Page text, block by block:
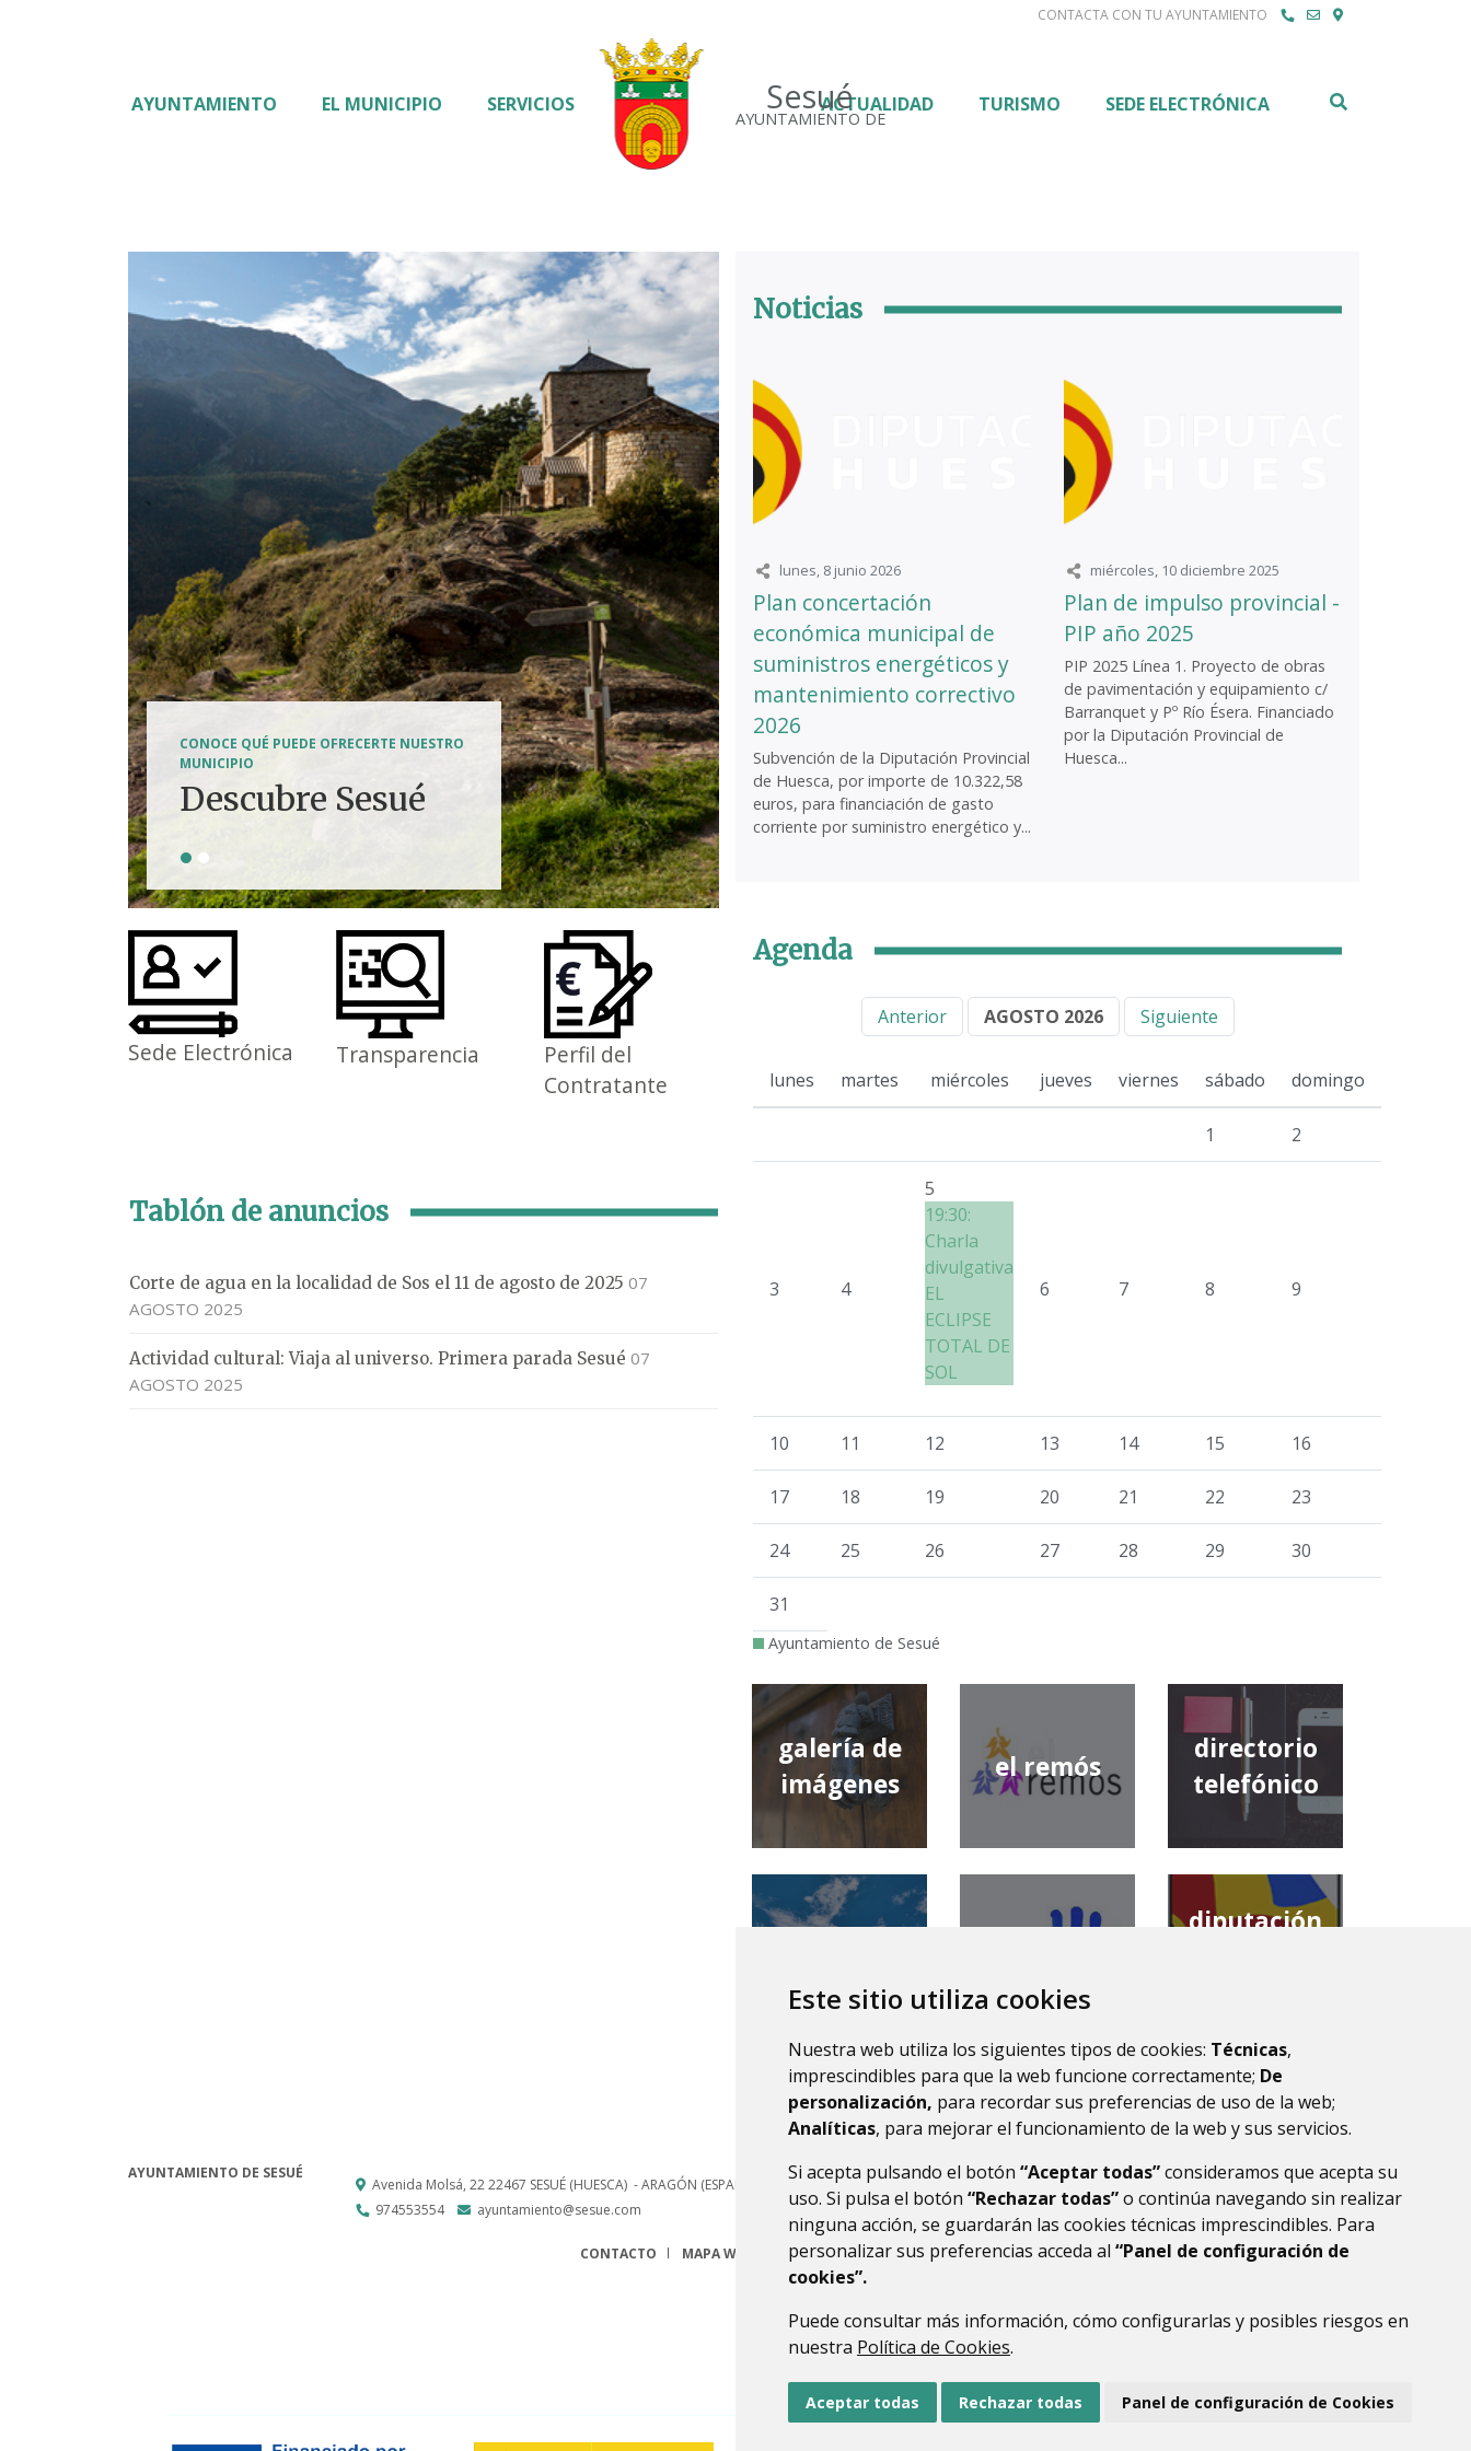
Este sitio utiliza cookies
Nuestra web utiliza los siguientes tipos de cookies: Técnicas,
imprescindibles para que la web funcione correctamente; De
personalización, para recordar sus preferencias de uso de la web;
Analíticas, para mejorar el funcionamiento de la web y sus servicios.
Si acepta pulsando el botón “Aceptar todas”consideramos que acepta su
uso. Si pulsa el botón “Rechazar todas”o continúa navegando sin realizar
ninguna acción, se guardarán las cookies técnicas imprescindibles. Para
personalizar sus preferencias acceda al “Panel de configuración de
cookies”.
Puede consultar más información, cómo configurarlas y posibles riesgos en
nuestra Política de Cookies.
Aceptar todas Rechazar todas Panel de configuración de Cookies
CONTACTA CON TU AYUNTAMIENTO
Sesué
AYUNTAMIENTO DE
AYUNTAMIENTO EL MUNICIPIO SERVICIOS ACTUALIDAD TURISMO SEDE ELECTRÓNICA
CONOCE QUÉ PUEDE OFRECERTE NUESTRO
MUNICIPIO
Descubre Sesué
Tierra de
aventuras
Sede Electrónica Transparencia
Perfil del
Contratante
Tablón de anuncios
Corte de agua en la localidad de Sos el 11 de agosto de 2025 07
AGOSTO 2025
Actividad cultural: Viaja al universo. Primera parada Sesué 07
AGOSTO 2025
Noticias
lunes, 8 junio 2026
Plan concertación
económica municipal de
suministros energéticos y
mantenimiento correctivo
2026
Subvención de la Diputación Provincial
de Huesca, por importe de 10.322,58
euros, para financiación de gasto
corriente por suministro energético y...
miércoles, 10 diciembre 2025
Plan de impulso provincial -
PIP año 2025
PIP 2025 Línea 1. Proyecto de obras
de pavimentación y equipamiento c/
Barranquet y Pº Río Ésera. Financiado
por la Diputación Provincial de
Huesca...
Agenda
Anterior AGOSTO 2026 Siguiente
lunes martes miércoles jueves viernes sábado domingo
1 2
3 4
5
19:30:
Charla
divulgativa
EL
ECLIPSE
TOTAL DE
SOL
6 7 8 9
10 11 12 13 14 15 16
17 18 19 20 21 22 23
24 25 26 27 28 29 30
31
Ayuntamiento de Sesué
galería de
imágenes
el remós
directorio
telefónico
qué tiempo
comarca de
diputación
AYUNTAMIENTO DE SESUÉ
Avenida Molsá, 2222467 SESUÉ (HUESCA) - ARAGÓN (ESPAÑA)
974553554
ayuntamiento@sesue.com
CONTACTO MAPA WEB AVISO LEGAL PROTECCIÓN DE DATOS ACCESIBILIDAD POLÍTICA DE COOKIES